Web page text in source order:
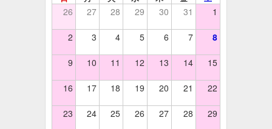
26 27 28 29 30 31 1
2 3 4 5 6 7 8
9 10 11 12 13 14 15
16 17 18 19 20 21 22
23 24 25 26 27 28 29